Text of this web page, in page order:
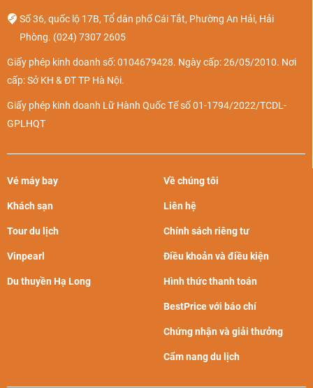
Số 36, quốc lộ 17B, Tổ dân phố Cái Tắt, Phường An Hải, Hải
Phòng. (024) 7307 2605
Giấy phép kinh doanh số: 0104679428. Ngày cấp: 26/05/2010. Nơi
cấp: Sở KH & ĐT TP Hà Nội.
Giấy phép kinh doanh Lữ Hành Quốc Tế số 01-1794/2022/TCDL-
GPLHQT
Vé máy bay
Khách sạn
Tour du lịch
Vinpearl
Du thuyền Hạ Long
Về chúng tôi
Liên hệ
Chính sách riêng tư
Điều khoản và điều kiện
Hình thức thanh toán
BestPrice với báo chí
Chứng nhận và giải thưởng
Cẩm nang du lịch